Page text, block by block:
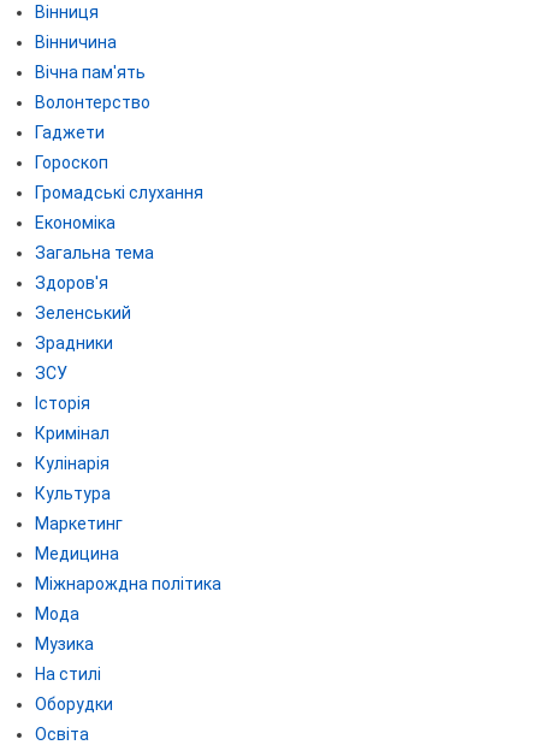
Вінниця
Вінничина
Вічна пам'ять
Волонтерство
Гаджети
Гороскоп
Громадські слухання
Економіка
Загальна тема
Здоров'я
Зеленський
Зрадники
ЗСУ
Історія
Кримінал
Кулінарія
Культура
Маркетинг
Медицина
Міжнарождна політика
Мода
Музика
На стилі
Оборудки
Освіта